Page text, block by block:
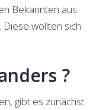
Bekannten aus
wollten sich
?
gibt es zunächst